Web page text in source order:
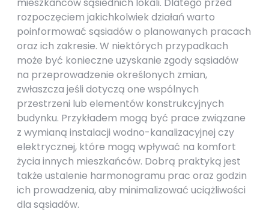
rozpoczęciem jakichkolwiek działań warto
poinformować sąsiadów o planowanych pracach
oraz ich zakresie. W niektórych przypadkach
może być konieczne uzyskanie zgody sąsiadów
na przeprowadzenie określonych zmian,
zwłaszcza jeśli dotyczą one wspólnych
przestrzeni lub elementów konstrukcyjnych
budynku. Przykładem mogą być prace związane
z wymianą instalacji wodno-kanalizacyjnej czy
elektrycznej, które mogą wpływać na komfort
życia innych mieszkańców. Dobrą praktyką jest
także ustalenie harmonogramu prac oraz godzin
ich prowadzenia, aby minimalizować uciążliwości
dla sąsiadów.